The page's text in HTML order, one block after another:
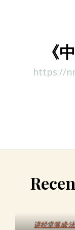
《
https://
讲经堂落成·